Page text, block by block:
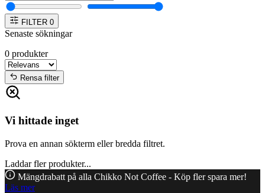
FILTER 0
Senaste sökningar
0 produkter
Rensa filter
Vi hittade inget
Prova en annan sökterm eller bredda filtret.
Laddar fler produkter...
Mängdrabatt på alla Chikko Not Coffee - Köp fler spara mer!
Läs mer